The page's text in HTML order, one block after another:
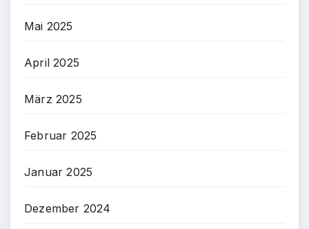
Mai 2025
April 2025
März 2025
Februar 2025
Januar 2025
Dezember 2024